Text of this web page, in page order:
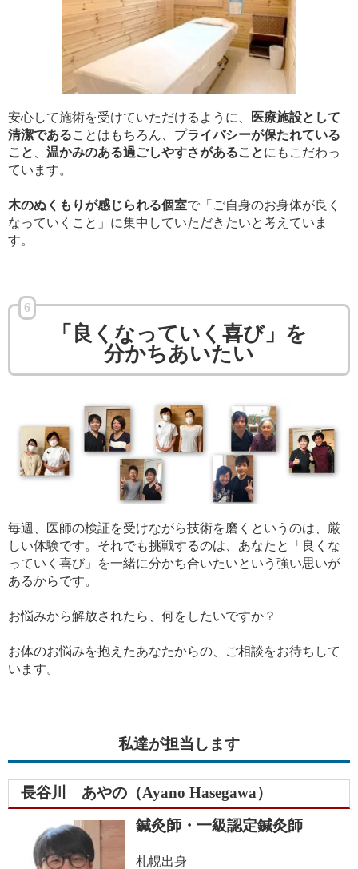
安心して施術を受けていただけるように、
医療施設として
清潔であることはもちろん、プライバシーが保たれている
こと
温かみのある過ごしやすさがあることにもこだわっ
ています。
木のぬくもりが感じられる個室で「ご自身のお身体が良く
なっていくこと」に集中していただきたいと考えていま
す。
6
「良くなっていく 喜び」 を
分かちあいたい
毎週、医師の検証を受けながら技術を磨くというのは、厳
しい体験です。それでも挑戦するのは、あなたと「良くな
っていく喜び」を一緒に分かち合いたいという強い思いが
あるからです。
お悩みから解放されたら、何をしたいですか？
お体のお悩みを抱えたあなたからの、ご相談をお待ちして
います。
私達が担当します
長谷川 あやの（Ayano Hasegawa）
鍼灸師・一級認定鍼灸師
札幌出身